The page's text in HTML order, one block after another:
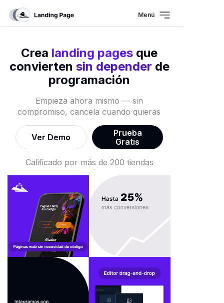
Menú
Crea landing pages que
convierten sin depender de
programación
Empieza ahora mismo — sin
compromiso, cancela cuando quieras
Prueba
Gratis
Ver Demo
Calificado por más de 200 tiendas